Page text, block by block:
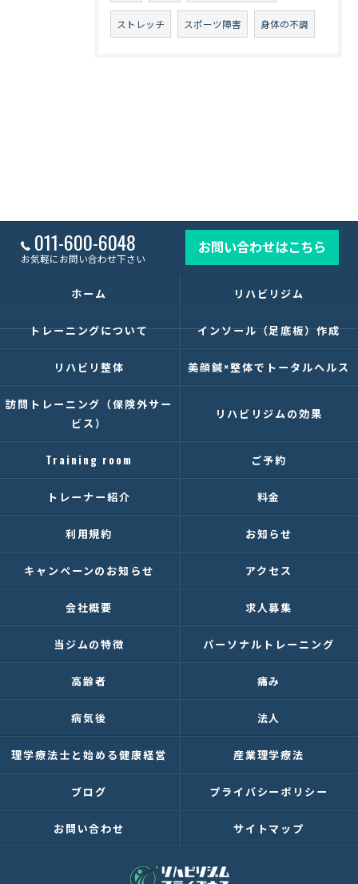
ストレッチ スポーツ障害 身体の不調
011-600-6048
お気軽にお問い合わせ下さい
お問い合わせはこちら
ホーム リハビリジム
トレーニングについて インソール（足底板）作成
リハビリ整体 美顔鍼×整体でトータルヘルス
訪問トレーニング（保険外サー
ビス）
リハビリジムの効果
Training room ご予約
トレーナー紹介 料金
利用規約 お知らせ
キャンペーンのお知らせ アクセス
会社概要 求人募集
当ジムの特徴 パーソナルトレーニング
高齢者 痛み
病気後 法人
理学療法士と始める健康経営 産業理学療法
ブログ プライバシーポリシー
お問い合わせ サイトマップ